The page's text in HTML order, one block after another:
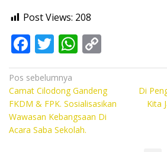
Post Views: 208
F
ac
e
b
o
o
T
w
itt
er
W
h
at
s
A
p
o
y
Li
Navigasi
pos
Pos sebelumnya
Camat Cilodong Gandeng
FKDM & FPK. Sosialisasikan
Wawasan Kebangsaan Di
Acara Saba Sekolah.
Di
Kita